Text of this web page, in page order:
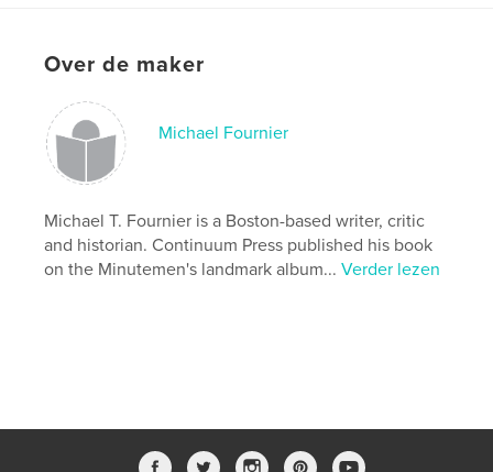
Over de maker
Michael Fournier
Michael T. Fournier is a Boston-based writer, critic
and historian. Continuum Press published his book
on the Minutemen's landmark album...Verder lezen